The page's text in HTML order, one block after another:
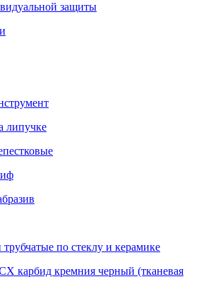
защиты
липучке
по стеклу и керамике
карбид кремния черный (тканевая